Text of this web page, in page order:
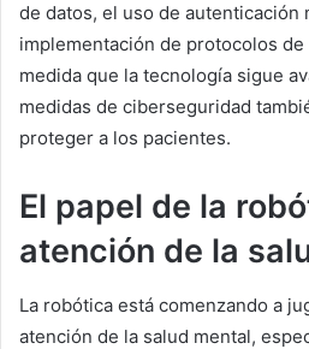
de datos, el uso de autenticación
implementación de protocolos
medida que la tecnología sigue
medidas de ciberseguridad
proteger a los pacientes.
El papel de la
atención de la
La robótica está comenzando a
atención de la salud mental,